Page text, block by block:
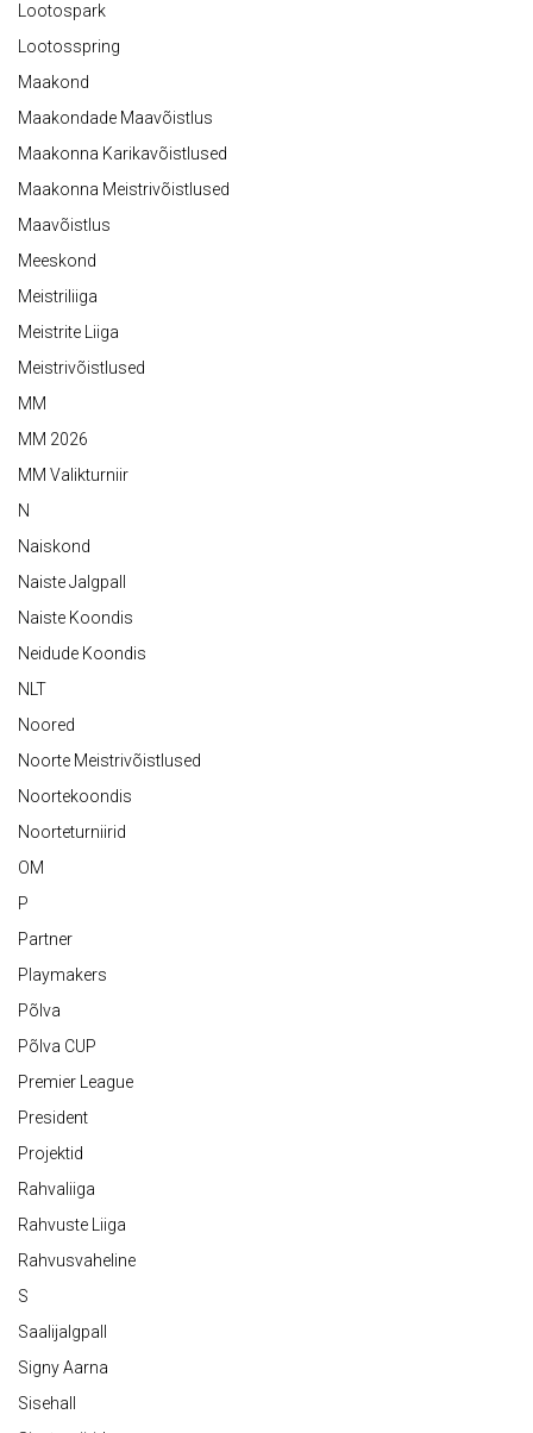
Lootospark
Lootosspring
Maakond
Maakondade Maavõistlus
Maakonna Karikavõistlused
Maakonna Meistrivõistlused
Maavõistlus
Meeskond
Meistriliiga
Meistrite Liiga
Meistrivõistlused
MM
MM 2026
MM Valikturniir
N
Naiskond
Naiste Jalgpall
Naiste Koondis
Neidude Koondis
NLT
Noored
Noorte Meistrivõistlused
Noortekoondis
Noorteturniirid
OM
P
Partner
Playmakers
Põlva
Põlva CUP
Premier League
President
Projektid
Rahvaliiga
Rahvuste Liiga
Rahvusvaheline
S
Saalijalgpall
Signy Aarna
Sisehall